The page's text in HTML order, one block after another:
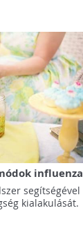
influenza
segítségével
kialakulását.